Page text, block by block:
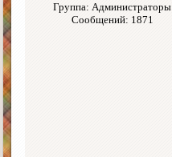
Группа: Администраторы
Сообщений: 1871